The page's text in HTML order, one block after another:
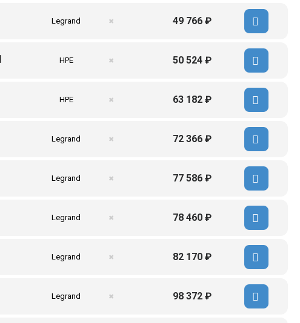
Legrand ✖ 49 766 ₽
HPE ✖ 50 524 ₽
HPE ✖ 63 182 ₽
Legrand ✖ 72 366 ₽
Legrand ✖ 77 586 ₽
Legrand ✖ 78 460 ₽
Legrand ✖ 82 170 ₽
Legrand ✖ 98 372 ₽